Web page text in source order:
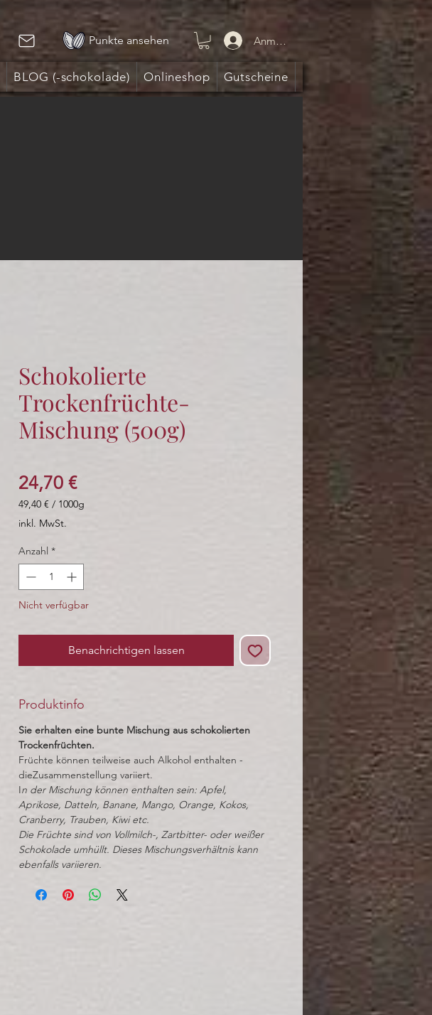
Punkte ansehen Anmelden
BLOG (-schokolade) Onlineshop Gutscheine
Schokolierte
Trockenfrüchte-
Mischung (500g)
24,70 €Preis
49,40 € / 1000g
49,40 €
pro
Gramm
inkl. MwSt.
Anzahl *
Nicht verfügbar
Benachrichtigen lassen
Produktinfo
Sie erhalten eine bunte Mischung aus schokolierten
Trockenfrüchten.
Früchte können teilweise auch Alkohol enthalten -
dieZusammenstellung variiert.
In der Mischung können enthalten sein: Apfel,
Aprikose, Datteln, Banane, Mango, Orange, Kokos,
Cranberry, Trauben, Kiwi etc.
Die Früchte sind von Vollmilch-, Zartbitter- oder weißer
Schokolade umhüllt. Dieses Mischungsverhältnis kann
ebenfalls variieren.